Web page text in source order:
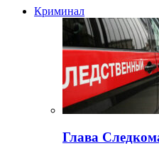
Криминал
Глава